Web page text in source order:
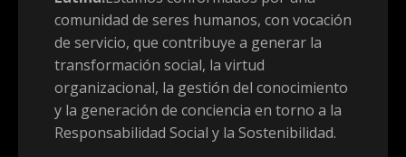
comunidad de seres humanos, con vocación
de servicio, que contribuye a generar la
transformación social, la virtud
organizacional, la gestión del conocimiento
y la generación de conciencia en torno a la
Responsabilidad Social y la Sostenibilidad.